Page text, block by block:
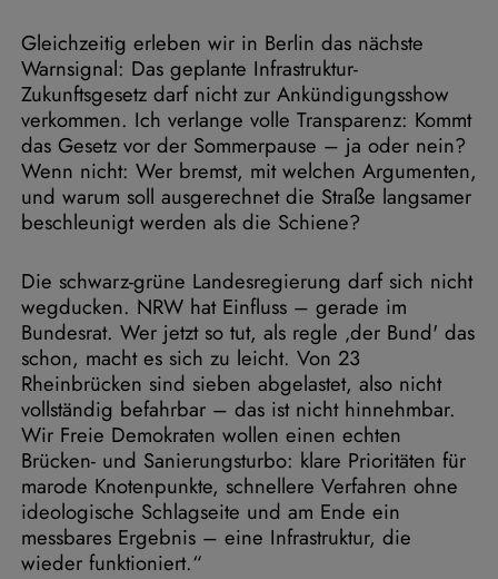
Gleichzeitig erleben wir in Berlin das nächste
Warnsignal: Das geplante Infrastruktur-
Zukunftsgesetz darf nicht zur Ankündigungsshow
verkommen. Ich verlange volle Transparenz: Kommt
das Gesetz vor der Sommerpause – ja oder nein?
Wenn nicht: Wer bremst, mit welchen Argumenten,
und warum soll ausgerechnet die Straße langsamer
beschleunigt werden als die Schiene?
Die schwarz-grüne Landesregierung darf sich nicht
wegducken. NRW hat Einfluss – gerade im
Bundesrat. Wer jetzt so tut, als regle ‚der Bund' das
schon, macht es sich zu leicht. Von 23
Rheinbrücken sind sieben abgelastet, also nicht
vollständig befahrbar – das ist nicht hinnehmbar.
Wir Freie Demokraten wollen einen echten
Brücken- und Sanierungsturbo: klare Prioritäten für
marode Knotenpunkte, schnellere Verfahren ohne
ideologische Schlagseite und am Ende ein
messbares Ergebnis – eine Infrastruktur, die
wieder funktioniert.“